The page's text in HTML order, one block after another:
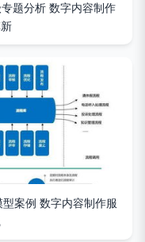
题分析 数字内容制作
案例 数字内容制作服